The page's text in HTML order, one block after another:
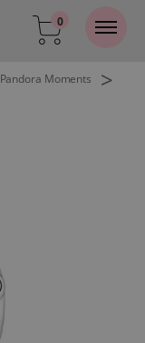
0
Pandora Moments >